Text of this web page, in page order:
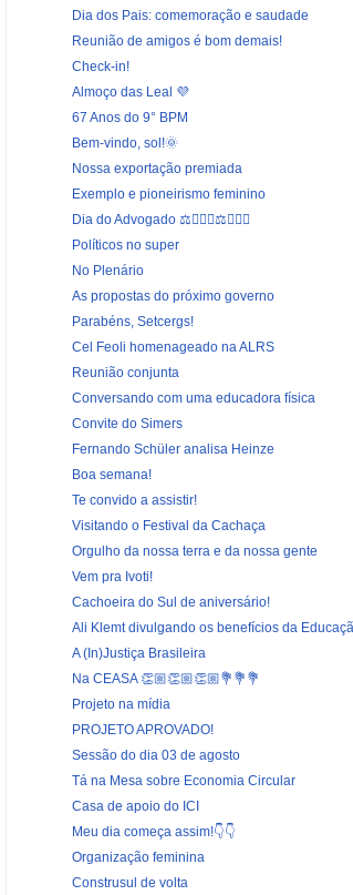
Dia dos Pais: comemoração e saudade
Reunião de amigos é bom demais!
Check-in!
Almoço das Leal 💜
67 Anos do 9° BPM
Bem-vindo, sol!🌞
Nossa exportação premiada
Exemplo e pioneirismo feminino
Dia do Advogado ⚖️👨🏻‍⚖️⚖️👨🏽‍⚖️
Políticos no super
No Plenário
As propostas do próximo governo
Parabéns, Setcergs!
Cel Feoli homenageado na ALRS
Reunião conjunta
Conversando com uma educadora física
Convite do Simers
Fernando Schüler analisa Heinze
Boa semana!
Te convido a assistir!
Visitando o Festival da Cachaça
Orgulho da nossa terra e da nossa gente
Vem pra Ivoti!
Cachoeira do Sul de aniversário!
Ali Klemt divulgando os benefícios da
A (In)Justiça Brasileira
Na CEASA 👏🏼👏🏼👏🏼💐💐💐
Projeto na mídia
PROJETO APROVADO!
Sessão do dia 03 de agosto
Tá na Mesa sobre Economia Circular
Casa de apoio do ICI
Meu dia começa assim!👇👇
Organização feminina
Construsul de volta